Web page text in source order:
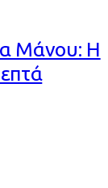
Μάνου: Η